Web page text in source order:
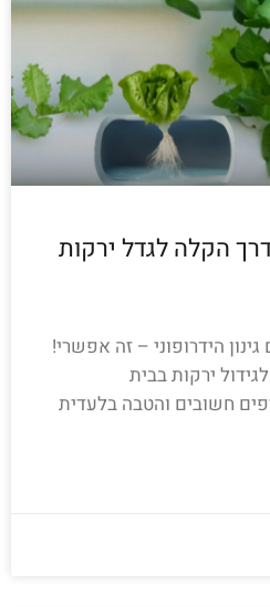
הקלה לגדל ירקות
הידרופוני – זה אפשרי!
ירקות בבית
חשובים והטבה בלעדית